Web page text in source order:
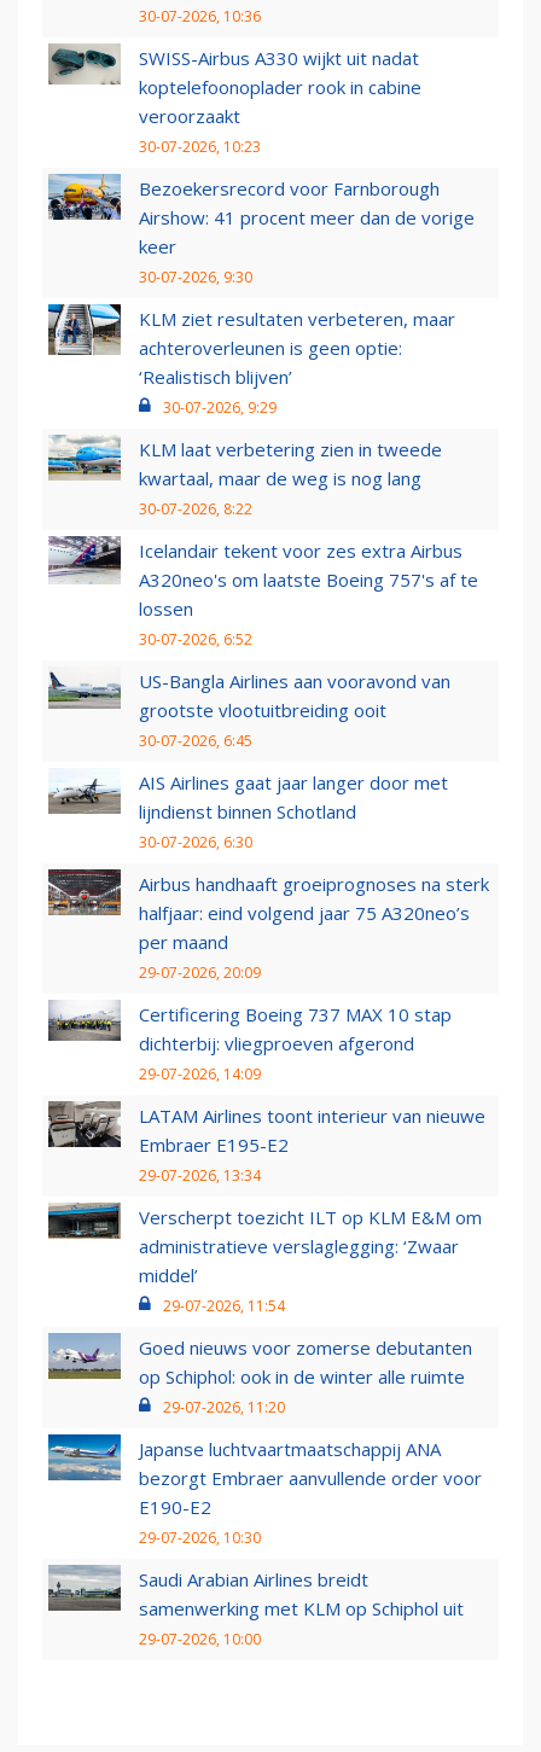
30-07-2026, 10:36
SWISS-Airbus A330 wijkt uit nadat
koptelefoonoplader rook in cabine
veroorzaakt
30-07-2026, 10:23
Bezoekersrecord voor Farnborough
Airshow: 41 procent meer dan de vorige
keer
30-07-2026, 9:30
KLM ziet resultaten verbeteren, maar
achteroverleunen is geen optie:
‘Realistisch blijven’
30-07-2026, 9:29
KLM laat verbetering zien in tweede
kwartaal, maar de weg is nog lang
30-07-2026, 8:22
Icelandair tekent voor zes extra Airbus
A320neo's om laatste Boeing 757's af te
lossen
30-07-2026, 6:52
US-Bangla Airlines aan vooravond van
grootste vlootuitbreiding ooit
30-07-2026, 6:45
AIS Airlines gaat jaar langer door met
lijndienst binnen Schotland
30-07-2026, 6:30
Airbus handhaaft groeiprognoses na sterk
halfjaar: eind volgend jaar 75 A320neo’s
per maand
29-07-2026, 20:09
Certificering Boeing 737 MAX 10 stap
dichterbij: vliegproeven afgerond
29-07-2026, 14:09
LATAM Airlines toont interieur van nieuwe
Embraer E195-E2
29-07-2026, 13:34
Verscherpt toezicht ILT op KLM E&M om
administratieve verslaglegging: ‘Zwaar
middel’
29-07-2026, 11:54
Goed nieuws voor zomerse debutanten
op Schiphol: ook in de winter alle ruimte
29-07-2026, 11:20
Japanse luchtvaartmaatschappij ANA
bezorgt Embraer aanvullende order voor
E190-E2
29-07-2026, 10:30
Saudi Arabian Airlines breidt
samenwerking met KLM op Schiphol uit
29-07-2026, 10:00